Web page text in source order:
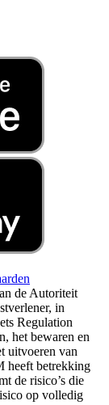
de Autoriteit
in
Regulation
het bewaren en
uitvoeren van
heeft betrekking
de risico’s die
op volledig